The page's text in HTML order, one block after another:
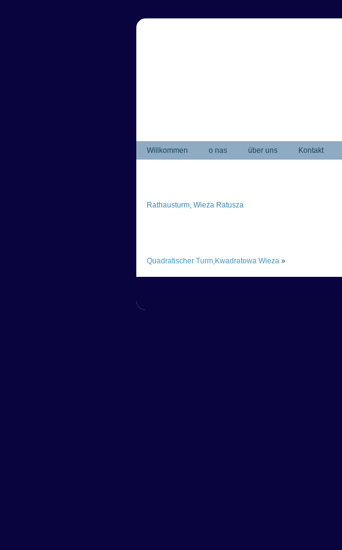
Willkommen o nas über uns Kontakt
Rathausturm, Wieża Ratusza
Quadratischer Turm,Kwadratowa Wieza »